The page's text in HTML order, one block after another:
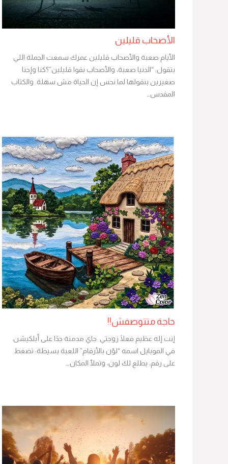
الأصحاب قليلين
الأيام صعبة والأصحاب قليلين عمرك سمعت الجملة اللي
بتقول: “الدنيا صعبة، والأصحاب بقوا قليلين”؟كنا وإحنا
صغيرين بنقولها لما نحس إن الحياة مش سهلة. والكتاب
حاجة متتوصفش!!
إنت إله عظيم فعلًا زوجتي جاي مدمنة جدًا على أبلكيشن
في الموبايل اسمه “لوّن بالأرقام” اللعبة بسيطة: تضغط
على رقم، يطلع لك لون، وتملّا المكان…